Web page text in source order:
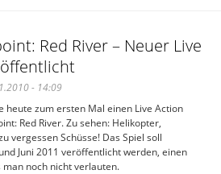
Red River – Neuer Live
- 14:09
zum ersten Mal einen Live Action
Red River. Zu sehen: Helikopter,
vergessen Schüsse! Das Spiel soll
Juni 2011 veröffentlicht werden, einen
noch nicht verlauten.